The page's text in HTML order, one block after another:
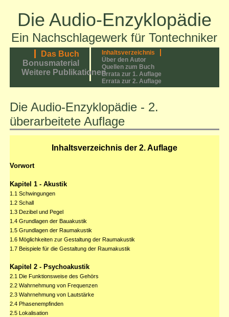
Die Audio-Enzyklopädie
Ein Nachschlagewerk für Tontechniker
Das Buch
Bonusmaterial
Weitere Publikationen
Inhaltsverzeichnis
Über den Autor
Quellen zum Buch
Errata zur 1. Auflage
Errata zur 2. Auflage
Die Audio-Enzyklopädie - 2.
überarbeitete Auflage
Inhaltsverzeichnis der 2. Auflage
Vorwort
Kapitel 1 - Akustik
1.1 Schwingungen
1.2 Schall
1.3 Dezibel und Pegel
1.4 Grundlagen der Bauakustik
1.5 Grundlagen der Raumakustik
1.6 Möglichkeiten zur Gestaltung der Raumakustik
1.7 Beispiele für die Gestaltung der Raumakustik
Kapitel 2 - Psychoakustik
2.1 Die Funktionsweise des Gehörs
2.2 Wahrnehmung von Frequenzen
2.3 Wahrnehmung von Lautstärke
2.4 Phasenempfinden
2.5 Lokalisation